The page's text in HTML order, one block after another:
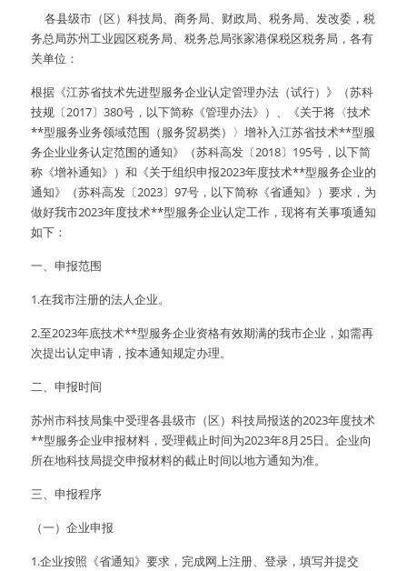
务总局苏州工业园区税务局、税务总局张家港保税区税务局，各有
关单位：
根据《江苏省技术先进型服务企业认定管理办法（试行）》（苏科
技规〔2017〕380号，以下简称《管理办法》）、《关于将〈技术
**型服务业务领域范围（服务贸易类）〉增补入江苏省技术**型服
务企业业务认定范围的通知》（苏科高发〔2018〕195号，以下简
称《增补通知》）和《关于组织申报2023年度技术**型服务企业的
通知》（苏科高发〔2023〕97号，以下简称《省通知》）要求，为
做好我市2023年度技术**型服务企业认定工作，现将有关事项通知
如下：
一、申报范围
1.在我市注册的法人企业。
2.至2023年底技术**型服务企业资格有效期满的我市企业，如需再
次提出认定申请，按本通知规定办理。
二、申报时间
苏州市科技局集中受理各县级市（区）科技局报送的2023年度技术
**型服务企业申报材料，受理截止时间为2023年8月25日。企业向
所在地科技局提交申报材料的截止时间以地方通知为准。
三、申报程序
（一）企业申报
1.企业按照《省通知》要求，完成网上注册、登录，填写并提交